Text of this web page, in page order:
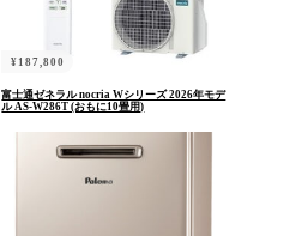
¥ 187,800
富士通ゼネラル nocria Wシリーズ 2026年モデ
ル AS-W286T (おもに10畳用)